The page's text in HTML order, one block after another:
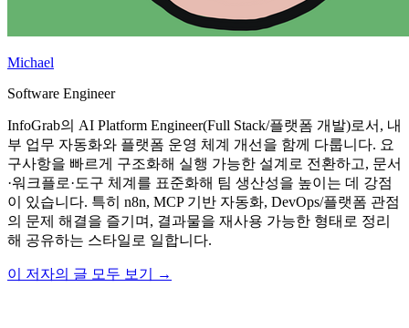
Michael
Software Engineer
InfoGrab의 AI Platform Engineer(Full Stack/플랫폼 개발)로서, 내
부 업무 자동화와 플랫폼 운영 체계 개선을 함께 다룹니다. 요
구사항을 빠르게 구조화해 실행 가능한 설계로 전환하고, 문서
·워크플로·도구 체계를 표준화해 팀 생산성을 높이는 데 강점
이 있습니다. 특히 n8n, MCP 기반 자동화, DevOps/플랫폼 관점
의 문제 해결을 즐기며, 결과물을 재사용 가능한 형태로 정리
해 공유하는 스타일로 일합니다.
이 저자의 글 모두 보기 →